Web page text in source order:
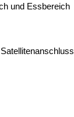
und Essbereich